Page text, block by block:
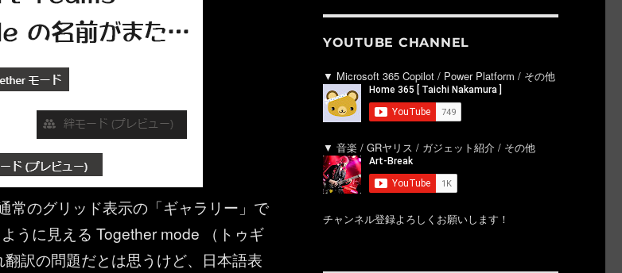
常のグリッド表示の「ギャラリー」で
うに見える Together mode （トゥギ
訳の問題だとは思うけど、日本語表
YOUTUBE CHANNEL
▼ Microsoft 365 Copilot / Power Platform / その他
▼ 音楽 / GRヤリス / ガジェット紹介 / その他
チャンネル登録よろしくお願いします！